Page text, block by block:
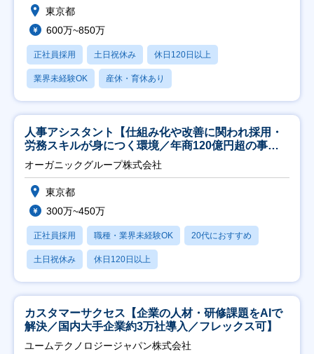
東京都
600万~850万
正社員採用 土日祝休み 休日120日以上
業界未経験OK 産休・育休あり
人事アシスタント【仕組み化や改善に関われ採用・
労務スキルが身につく環境／年商120億円超の事業
会社】
オーガニックグループ株式会社
東京都
300万~450万
正社員採用 職種・業界未経験OK 20代におすすめ
土日祝休み 休日120日以上
カスタマーサクセス【企業の人材・研修課題をAIで
解決／国内大手企業約3万社導入／フレックス可】
ユームテクノロジージャパン株式会社